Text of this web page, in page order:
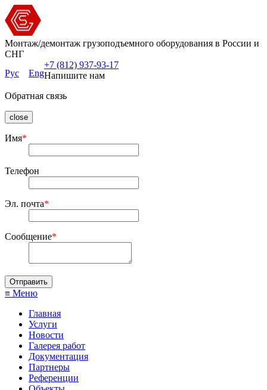
Монтаж/демонтаж грузоподъемного оборудования в России и
СНГ
Рус
Eng
+7 (812) 937-93-17
Напишите нам
Обратная связь
close
Имя*
Телефон
Эл. почта*
Сообщение*
≡ Меню
Главная
Услуги
Новости
Галерея работ
Документация
Партнеры
Референции